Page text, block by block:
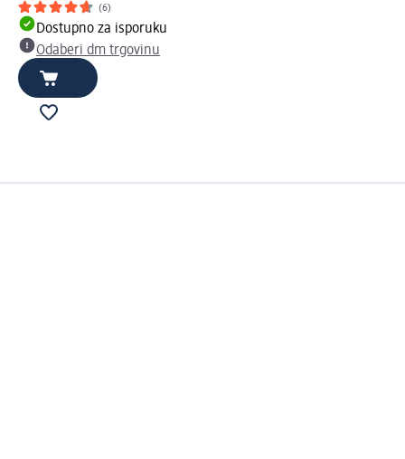
(6)
Dostupno za isporuku
Odaberi dm trgovinu